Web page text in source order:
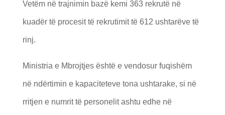
Vetëm në trajnimin bazë kemi 363 rekrutë në
kuadër të procesit të rekrutimit të 612 ushtarëve të
rinj.
Ministria e Mbrojtjes është e vendosur fuqishëm
në ndërtimin e kapaciteteve tona ushtarake, si në
rritjen e numrit të personelit ashtu edhe në